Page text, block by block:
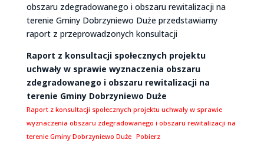
obszaru zdegradowanego i obszaru rewitalizacji na
terenie Gminy Dobrzyniewo Duże przedstawiamy
raport z przeprowadzonych konsultacji
Raport z konsultacji społecznych projektu
uchwały w sprawie wyznaczenia obszaru
zdegradowanego i obszaru rewitalizacji na
terenie Gminy Dobrzyniewo Duże
Raport z konsultacji społecznych projektu uchwały w sprawie
wyznaczenia obszaru zdegradowanego i obszaru rewitalizacji na
terenie Gminy Dobrzyniewo Duże Pobierz